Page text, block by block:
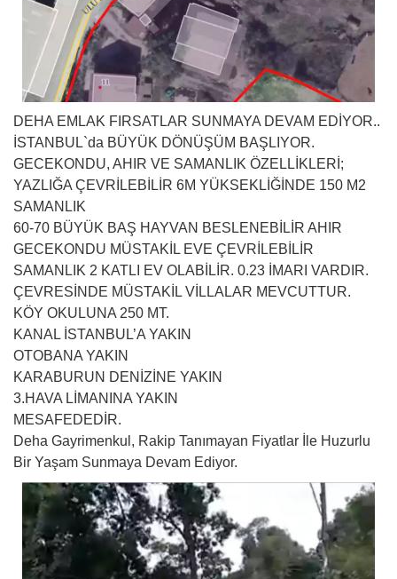
DEHA EMLAK FIRSATLAR SUNMAYA DEVAM EDİYOR..
İSTANBUL`da BÜYÜK DÖNÜŞÜM BAŞLIYOR.
GECEKONDU, AHIR VE SAMANLIK ÖZELLİKLERİ;
YAZLIĞA ÇEVRİLEBİLİR 6M YÜKSEKLİĞİNDE 150 M2
SAMANLIK
60-70 BÜYÜK BAŞ HAYVAN BESLENEBİLİR AHIR
GECEKONDU MÜSTAKİL EVE ÇEVRİLEBİLİR
SAMANLIK 2 KATLI EV OLABİLİR. 0.23 İMARI VARDIR.
ÇEVRESİNDE MÜSTAKİL VİLLALAR MEVCUTTUR.
KÖY OKULUNA 250 MT.
KANAL İSTANBUL’A YAKIN
OTOBANA YAKIN
KARABURUN DENİZİNE YAKIN
3.HAVA LİMANINA YAKIN
MESAFEDEDİR.
Deha Gayrimenkul, Rakip Tanımayan Fiyatlar İle Huzurlu
Bir Yaşam Sunmaya Devam Ediyor.